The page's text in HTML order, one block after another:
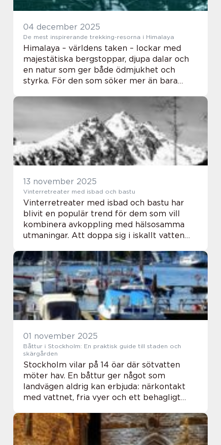
04 december 2025
De mest inspirerande trekking-resorna i Himalaya
Himalaya – världens taken – lockar med
majestätiska bergstoppar, djupa dalar och
en natur som ger både ödmjukhet och
styrka. För den som söker mer än bara
13 november 2025
Vinterretreater med isbad och bastu
Vinterretreater med isbad och bastu har
blivit en populär trend för dem som vill
kombinera avkoppling med hälsosamma
utmaningar. Att doppa sig i iskallt vatten
ger inte bara en intensiv k&au...
01 november 2025
Båttur i Stockholm: En praktisk guide till staden och
skärgården
Stockholm vilar på 14 öar där sötvatten
möter hav. En båttur ger något som
landvägen aldrig kan erbjuda: närkontakt
med vattnet, fria vyer och ett behagligt